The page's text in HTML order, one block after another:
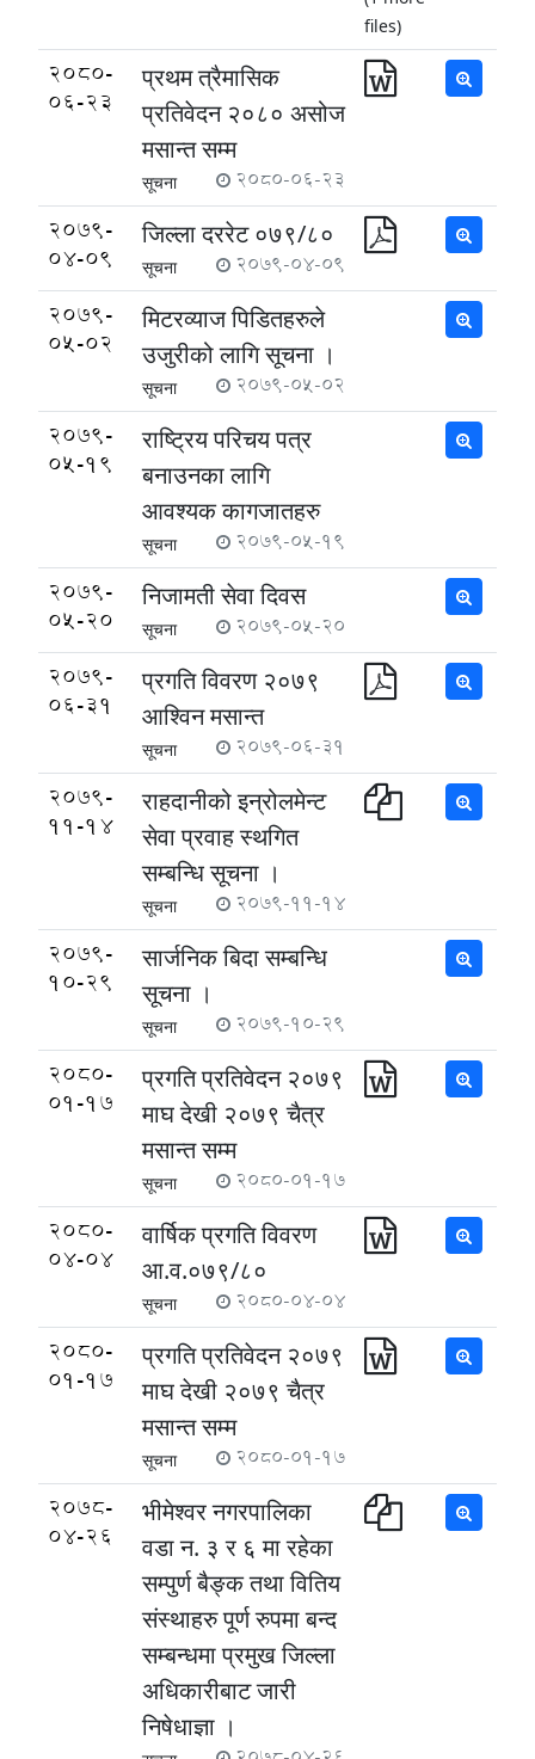
files)
2080-
06-23
प्रथम त्रैमासिक
प्रतिवेदन २०८० असोज
मसान्त सम्म
सूचना 2080-06-23
2079-
04-09
जिल्ला दररेट ०७९/८०
सूचना 2079-04-09
2079-
05-02
मिटरव्याज पिडितहरुले
उजुरीको लागि सूचना ।
सूचना 2079-05-02
2079-
05-19
राष्ट्रिय परिचय पत्र
बनाउनका लागि
आवश्यक कागजातहरु
सूचना 2079-05-19
2079-
05-20
निजामती सेवा दिवस
सूचना 2079-05-20
2079-
06-31
प्रगति विवरण २०७९
आश्विन मसान्त
सूचना 2079-06-31
2079-
11-14
राहदानीको इन्रोलमेन्ट
सेवा प्रवाह स्थगित
सम्बन्धि सूचना ।
सूचना 2079-11-14
2079-
10-29
सार्जनिक बिदा सम्बन्धि
सूचना ।
सूचना 2079-10-29
2080-
01-17
प्रगति प्रतिवेदन २०७९
माघ देखी २०७९ चैत्र
मसान्त सम्म
सूचना 2080-01-17
2080-
04-04
वार्षिक प्रगति विवरण
आ.व.०७९/८०
सूचना 2080-04-04
2080-
01-17
प्रगति प्रतिवेदन २०७९
माघ देखी २०७९ चैत्र
मसान्त सम्म
सूचना 2080-01-17
2078-
04-26
भीमेश्वर नगरपालिका
वडा न‌. ३ र ६ मा रहेका
सम्पुर्ण बैङ्क तथा वितिय
संस्थाहरु पूर्ण रुपमा बन्द
सम्बन्धमा प्रमुख जिल्ला
अधिकारीबाट जारी
निषेधाज्ञा ।